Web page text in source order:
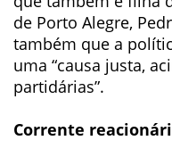
de Porto Alegre,
também que a
uma “causa justa,
partidárias”.
Corrente